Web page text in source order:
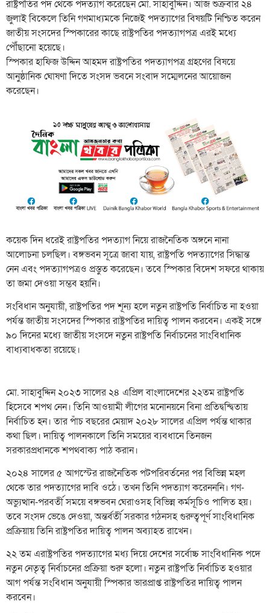
রাষ্ট্রপতির পদ থেকে পদত্যাগ করেছেন মো. সাহাবুদ্দিন। আজ শুক্রবার ২৪
জুলাই বিকেলে তিনি গণমাধ্যমকে নিজেই পদত্যাগের বিষয়টি নিশ্চিত করেন
জাতীয় সংসদের স্পিকারের কাছে রাষ্ট্রপতির পদত্যাগপত্র এরই মধ্যে
পৌঁছানো হয়েছে।
স্পিকার হাফিজ উদ্দিন আহমদ রাষ্ট্রপতির পদত্যাগপত্র গ্রহণের বিষয়ে
আনুষ্ঠানিক ঘোষণা দিতে সংসদ ভবনে সংবাদ সম্মেলনের আয়োজন
করেছেন।
কয়েক দিন ধরেই রাষ্ট্রপতির পদত্যাগ নিয়ে রাজনৈতিক অঙ্গনে নানা
আলোচনা চলছিল। বঙ্গভবন সূত্রে জাবা যায়, রাষ্ট্রপতি পদত্যাগের সিদ্ধান্ত
নেন এবং পদত্যাগপত্রও প্রস্তুত করেছেন। তবে স্পিকার বিদেশ সফরে থাকায়
তা জমা দেওয়া সম্ভব হয়নি।
সংবিধান অনুযায়ী, রাষ্ট্রপতির পদ শূন্য হলে নতুন রাষ্ট্রপতি নির্বাচিত না হওয়া
পর্যন্ত জাতীয় সংসদের স্পিকার রাষ্ট্রপতির দায়িত্ব পালন করবেন। একই সঙ্গে
৯০ দিনের মধ্যে জাতীয় সংসদে নতুন রাষ্ট্রপতি নির্বাচনের সাংবিধানিক
বাধ্যবাধকতা রয়েছে।
মো. সাহাবুদ্দিন ২০২৩ সালের ২৪ এপ্রিল বাংলাদেশের ২২তম রাষ্ট্রপতি
হিসেবে শপথ নেন। তিনি আওয়ামী লীগের মনোনয়নে বিনা প্রতিদ্বন্দ্বিতায়
নির্বাচিত হন। তার পাঁচ বছরের মেয়াদ ২০২৮ সালের এপ্রিল পর্যন্ত থাকার
কথা ছিল। দায়িত্ব পালনকালে তিনি সময়ের ব্যবধানে তিনজন
সরকারপ্রধানকে শপথবাক্য পাঠ করান।
২০২৪ সালের ৫ আগস্টের রাজনৈতিক পটপরিবর্তনের পর বিভিন্ন মহল
থেকে তার পদত্যাগের দাবি ওঠে। তখন তিনি পদত্যাগ করেনননি। গণ-
অভ্যুত্থান-পরবর্তী সময়ে বঙ্গভবন ঘেরাওসহ বিভিন্ন কর্মসূচিও পালিত হয়।
তবে সংসদ ভেঙে দেওয়া, অন্তর্বর্তী সরকার গঠনসহ গুরুত্বপূর্ণ সাংবিধানিক
প্রক্রিয়ায় তিনি রাষ্ট্রপতির দায়িত্ব পালন অব্যাহত রাখেন।
২২ তম এরাষ্ট্রপতির পদত্যাগের মধ্য দিয়ে দেশের সর্বোচ্চ সাংবিধানিক পদে
নতুন নেতৃত্ব নির্বাচনের প্রক্রিয়া শুরু হলো। নতুন রাষ্ট্রপতি নির্বাচিত হওয়ার
আগ পর্যন্ত সংবিধান অনুযায়ী স্পিকার ভারপ্রাপ্ত রাষ্ট্রপতির দায়িত্ব পালন
করবেন।